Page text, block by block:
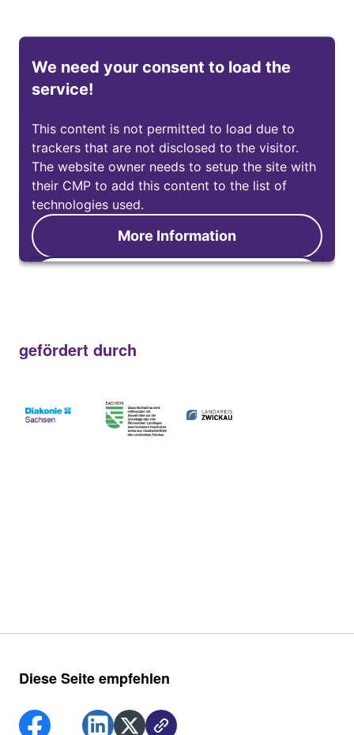
We need your consent to load the
service!
This content is not permitted to load due to
trackers that are not disclosed to the visitor.
The website owner needs to setup the site with
their CMP to add this content to the list of
technologies used.
More Information
gefördert durch
Diese Seite empfehlen